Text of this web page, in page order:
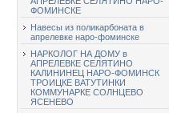
ФОМИНСКЕ
Навесы из поликарбоната в
апрелевке наро-фоминске
НАРКОЛОГ НА ДОМУ в
АПРЕЛЕВКЕ СЕЛЯТИНО
КАЛИНИНЕЦ НАРО-ФОМИНСК
ТРОИЦКЕ ВАТУТИНКИ
КОММУНАРКЕ СОЛНЦЕВО
ЯСЕНЕВО